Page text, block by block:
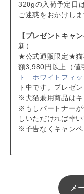
【知っておいていた
当店で取り扱ってい
用されていません。
ちらをご覧ください。
【キャンセルについ
本商品はご注文タイ
歴からのご注文キャ
ない場合がございま
（「発送予定日のお
ば、メール・お電話
いただけます。）
320gの入荷予定日
ご迷惑をおかけし
【プレゼントキャ
新）
★公式通販限定★猫
額3,980円以上（値
ト ホワイトフィ
ト中です。プレゼ
※犬猫兼用商品はキ
※もしパートナー
しいただければ幸
※予告なくキャンペ
メ